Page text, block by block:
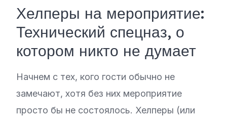
Хелперы на мероприятие:
Технический спецназ, о
котором никто не думает
Начнем с тех, кого гости обычно не
замечают, хотя без них мероприятие
просто бы не состоялось. Хелперы (или